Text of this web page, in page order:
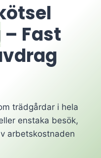
– Fast
trädgårdar i hela
enstaka besök,
arbetskostnaden